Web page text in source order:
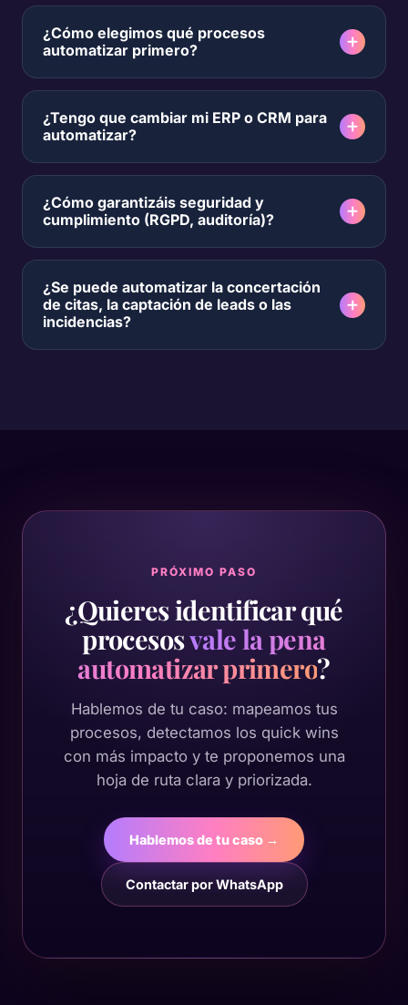
¿Cómo elegimos qué procesos
automatizar primero?
¿Tengo que cambiar mi ERP o CRM para
automatizar?
¿Cómo garantizáis seguridad y
cumplimiento (RGPD, auditoría)?
¿Se puede automatizar la concertación
de citas, la captación de leads o las
incidencias?
PRÓXIMO PASO
¿Quieres identificar qué
procesosvale la pena
automatizar primero?
Hablemos de tu caso: mapeamos tus
procesos, detectamos los quick wins
con más impacto y te proponemos una
hoja de ruta clara y priorizada.
Hablemos de tu caso →
Contactar por WhatsApp